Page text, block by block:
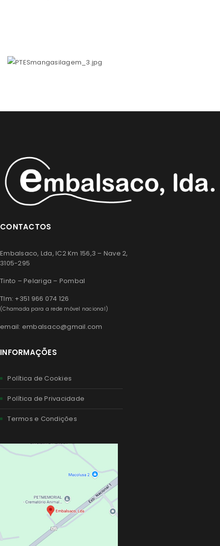
CONTACTOS
Embalsaco, Lda, IC2 Km 156,3 – Nave 2,
3105-295
Tinto – Pelariga – Pombal
Tlm: +351 966 074 126
(Chamada para a rede móvel nacional)
email: embalsaco@gmail.com
INFORMAÇÕES
Política de Cookies
Política de Privacidade
Termos e Condições